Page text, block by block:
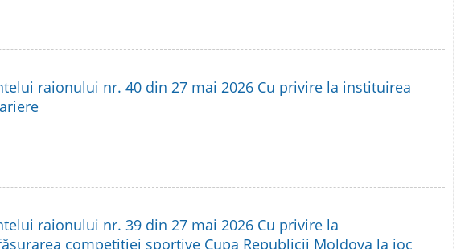
raionului nr. 40 din 27 mai 2026 Cu privire la instituirea
raionului nr. 39 din 27 mai 2026 Cu privire la
competiției sportive Cupa Republicii Moldova la joc